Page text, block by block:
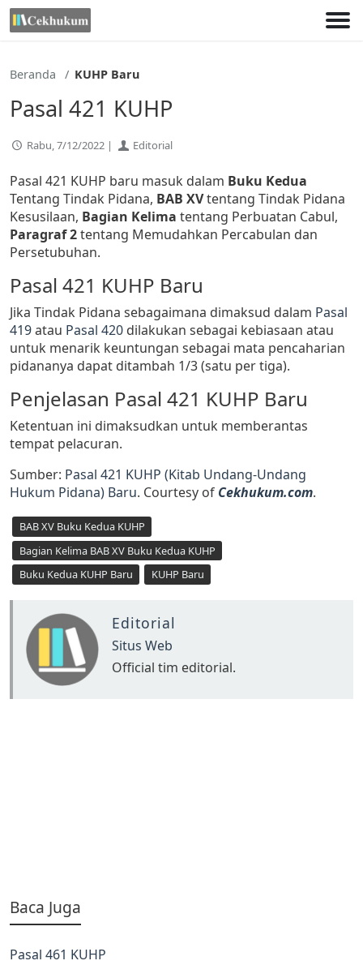
Lewati
ke
Beranda KUHP Baru
Pasal 421 KUHP
Rabu, 7/12/2022 | Editorial
Pasal 421 KUHP baru masuk dalam Buku Kedua
Tentang Tindak Pidana, BAB XVtentang Tindak Pidana
Kesusilaan, Bagian Kelima tentang Perbuatan Cabul,
Paragraf 2tentang Memudahkan Percabulan dan
Persetubuhan.
Pasal 421 KUHP Baru
Jika Tindak Pidana sebagaimana dimaksud dalam Pasal
419atau Pasal 420 dilakukan sebagai kebiasaan atau
untuk menarik keuntungan sebagai mata pencaharian
pidananya dapat ditambah 1/3 (satu per tiga).
Penjelasan Pasal 421 KUHP Baru
Ketentuan ini dimaksudkan untuk memberantas
tempat pelacuran.
Sumber: Pasal 421 KUHP (Kitab Undang-Undang
Hukum Pidana) Baru. Courtesy of Cekhukum.com.
BAB XV Buku Kedua KUHP
Bagian Kelima BAB XV Buku Kedua KUHP
Buku Kedua KUHP Baru
KUHP Baru
Editorial
Situs Web
Official tim editorial.
Baca Juga
Pasal 461 KUHP